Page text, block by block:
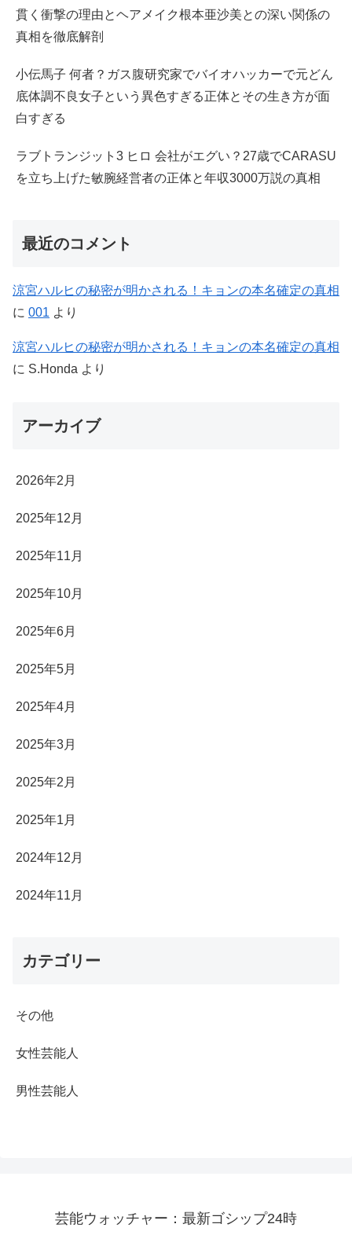
貫く衝撃の理由とヘアメイク根本亜沙美との深い関係の
真相を徹底解剖
小伝馬子 何者？ガス腹研究家でバイオハッカーで元どん
底体調不良女子という異色すぎる正体とその生き方が面
白すぎる
ラブトランジット3 ヒロ 会社がエグい？27歳でCARASU
を立ち上げた敏腕経営者の正体と年収3000万説の真相
最近のコメント
涼宮ハルヒの秘密が明かされる！キョンの本名確定の真相
に 001 より
涼宮ハルヒの秘密が明かされる！キョンの本名確定の真相
に S.Honda より
アーカイブ
2026年2月
2025年12月
2025年11月
2025年10月
2025年6月
2025年5月
2025年4月
2025年3月
2025年2月
2025年1月
2024年12月
2024年11月
カテゴリー
その他
女性芸能人
男性芸能人
芸能ウォッチャー：最新ゴシップ24時